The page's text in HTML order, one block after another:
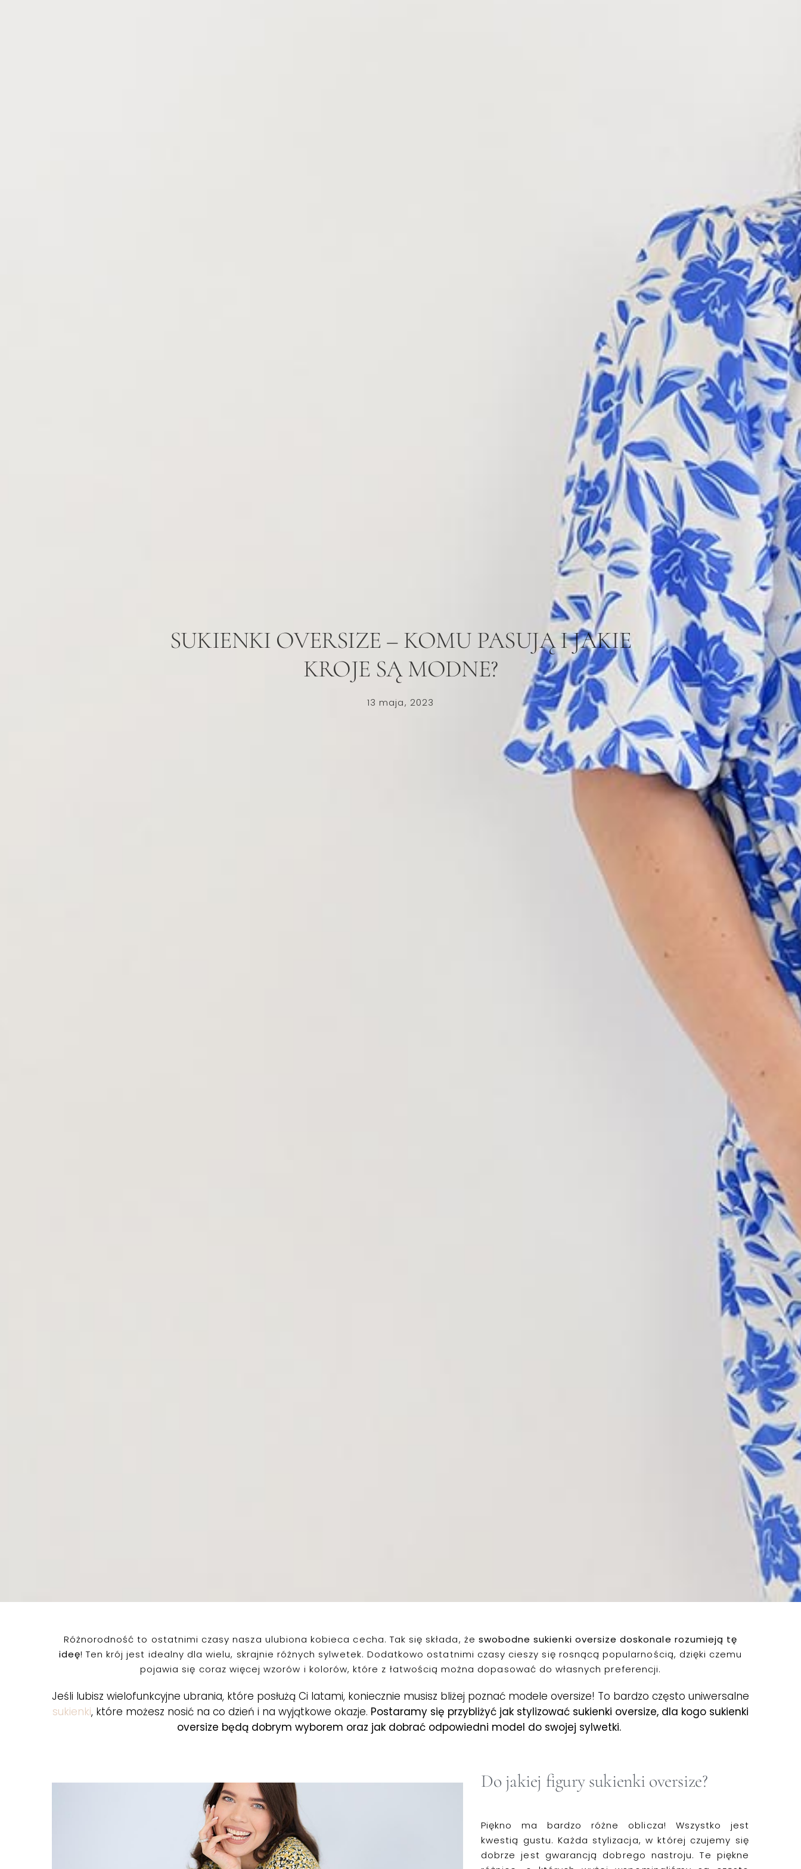
SUKIENKI OVERSIZE – KOMU PASUJĄ I JAKIE
KROJE SĄ MODNE?
13 maja, 2023
Różnorodność to ostatnimi czasy nasza ulubiona kobieca cecha. Tak się składa, że swobodne sukienki oversize doskonale rozumieją tę
ideę! Ten krój jest idealny dla wielu, skrajnie różnych sylwetek. Dodatkowo ostatnimi czasy cieszy się rosnącą popularnością, dzięki czemu
pojawia się coraz więcej wzorów i kolorów, które z łatwością można dopasować do własnych preferencji.
Jeśli lubisz wielofunkcyjne ubrania, które posłużą Ci latami, koniecznie musisz bliżej poznać modele oversize! To bardzo często uniwersalne
sukienki, które możesz nosić na co dzień i na wyjątkowe okazje. Postaramy się przybliżyć jak stylizować sukienki oversize, dla kogo sukienki
oversize będą dobrym wyborem oraz jak dobrać odpowiedni model do swojej sylwetki.
Do jakiej figury sukienki oversize?
Piękno ma bardzo różne oblicza! Wszystko jest
kwestią gustu. Każda stylizacja, w której czujemy się
dobrze jest gwarancją dobrego nastroju. Te piękne